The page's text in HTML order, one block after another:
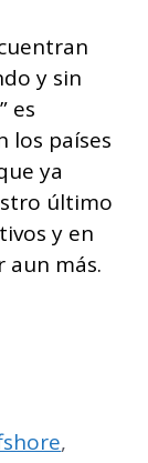
y sin
es
los países
ya
último
y en
aun más.
,